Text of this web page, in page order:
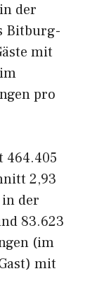
der
Bitburg-
mit
pro
464.405
2,93
der
83.623
(im
mit